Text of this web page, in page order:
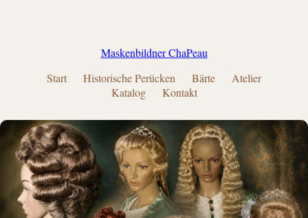
Maskenbildner ChaPeau
Start
Historische Perücken Bärte
Atelier
Katalog
Kontakt